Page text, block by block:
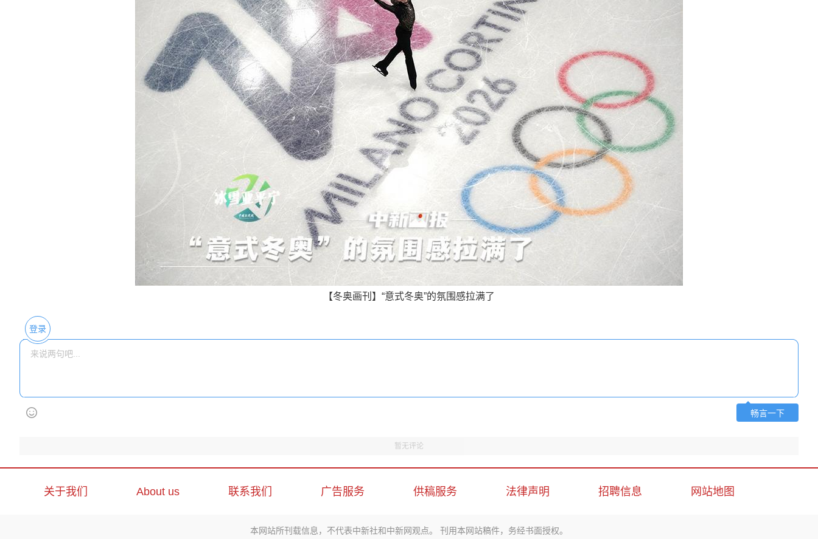
【冬奥画刊】“意式冬奥”的氛围感拉满了
登录
畅言一下
暂无评论
关于我们 About us 联系我们 广告服务 供稿服务 法律声明 招聘信息 网站地图
本网站所刊载信息，不代表中新社和中新网观点。 刊用本网站稿件，务经书面授权。